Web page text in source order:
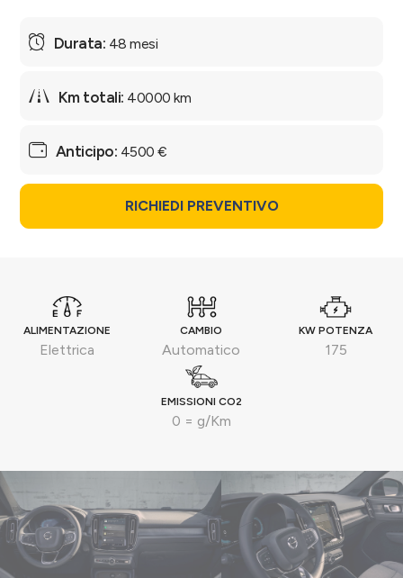
ALIMENTAZIONE
Elettrica
CAMBIO
Automatico
KW POTENZA
175
EMISSIONI CO2
0 = g/Km
48 mesi
40000 km
4500 €
RICHIEDI PREVENTIVO